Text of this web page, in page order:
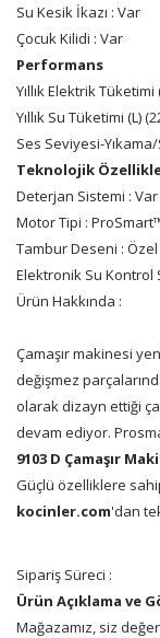
Su Kesik İkazı : Var
Çocuk Kilidi : Var
Performans
Yıllık Elektrik
Yıllık Su Tüketimi (L)
Ses Seviyesi-Yıkama/
Teknolojik
Deterjan Sistemi : Var
Motor Tipi :
Tambur Deseni :
Elektronik Su Kontrol
Ürün Hakkında :
Çamaşır makinesi
değişmez
olarak dizayn ettiği
devam ediyor.
9103 D Çamaşır
Güçlü özelliklere
kocinler.com'dan
Sipariş Süreci :
Ürün Açıklama ve
Mağazamız, siz